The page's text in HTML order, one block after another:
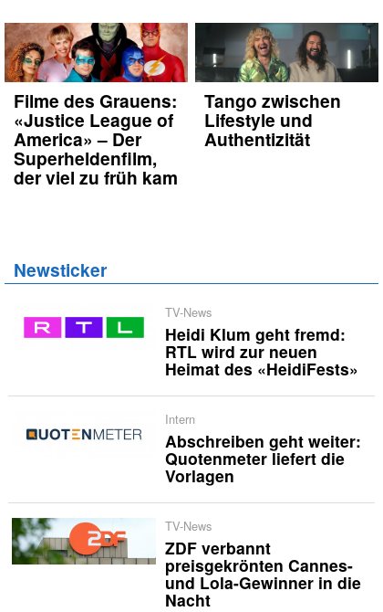
Filme des Grauens:
«Justice League of
America» – Der
Superheldenfilm,
der viel zu früh kam
Tango zwischen
Lifestyle und
Authentizität
Newsticker
TV-News
Heidi Klum geht fremd:
RTL wird zur neuen
Heimat des «HeidiFests»
Intern
Abschreiben geht weiter:
Quotenmeter liefert die
Vorlagen
TV-News
ZDF verbannt
preisgekrönten Cannes-
und Lola-Gewinner in die
Nacht